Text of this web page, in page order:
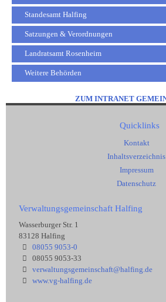
Standesamt Halfing
Satzungen & Verordnungen
Landratsamt Rosenheim
Weitere Behörden
ZUM INTRANET
Quicklinks
Kontakt
Inhaltsverzeichnis
Impressum
Datenschutz
Verwaltungsgemeinschaft Halfing
Wasserburger Str. 1
83128 Halfing
08055 9053-0
08055 9053-33
verwaltungsgemeinschaft@halfing.de
www.vg-halfing.de